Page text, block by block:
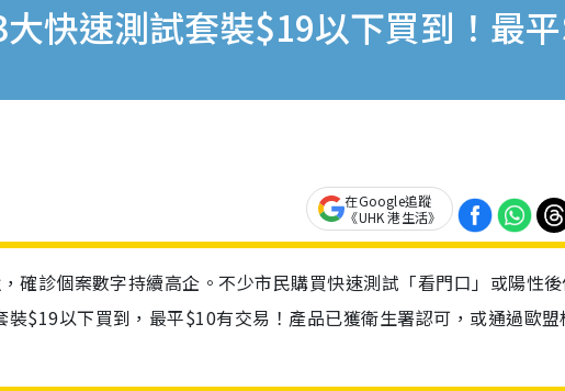
大快速測試套裝$19以下買到！最
在Google追蹤
《UHK 港生活》
確診個案數字持續高企。不少市民購買快速測試「看門口」或陽性
$19以下買到，最平$10有交易！產品已獲衛生署認可，或通過歐盟